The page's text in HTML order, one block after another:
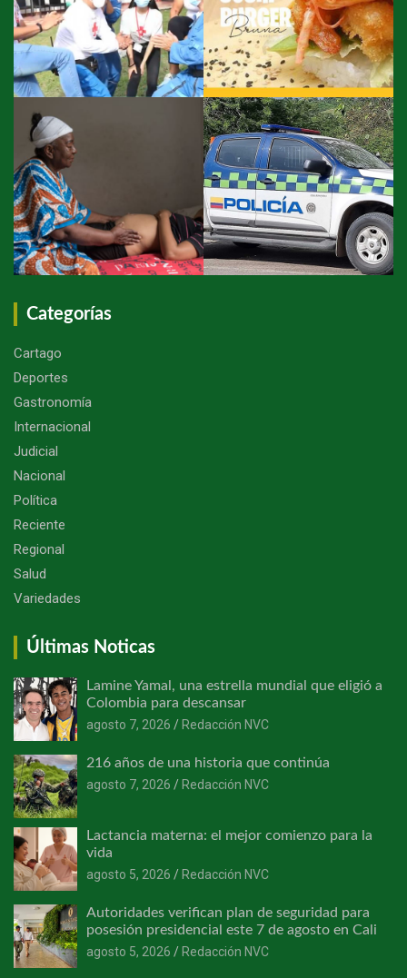
Categorías
Cartago
Deportes
Gastronomía
Internacional
Judicial
Nacional
Política
Reciente
Regional
Salud
Variedades
Últimas Noticas
Lamine Yamal, una estrella mundial que eligió a
Colombia para descansar
agosto 7, 2026
Redacción NVC
216 años de una historia que continúa
agosto 7, 2026
Redacción NVC
Lactancia materna: el mejor comienzo para la
vida
agosto 5, 2026
Redacción NVC
Autoridades verifican plan de seguridad para
posesión presidencial este 7 de agosto en Cali
agosto 5, 2026
Redacción NVC